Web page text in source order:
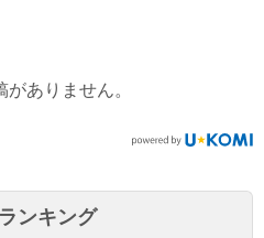
がありません。
ンキング